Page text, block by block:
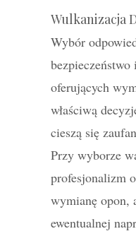
Wulkanizacja
Wybór
oferujących
właściwą
cieszą się
Przy wyborze
profesjonalizm
wymianę opon,
ewentualnej